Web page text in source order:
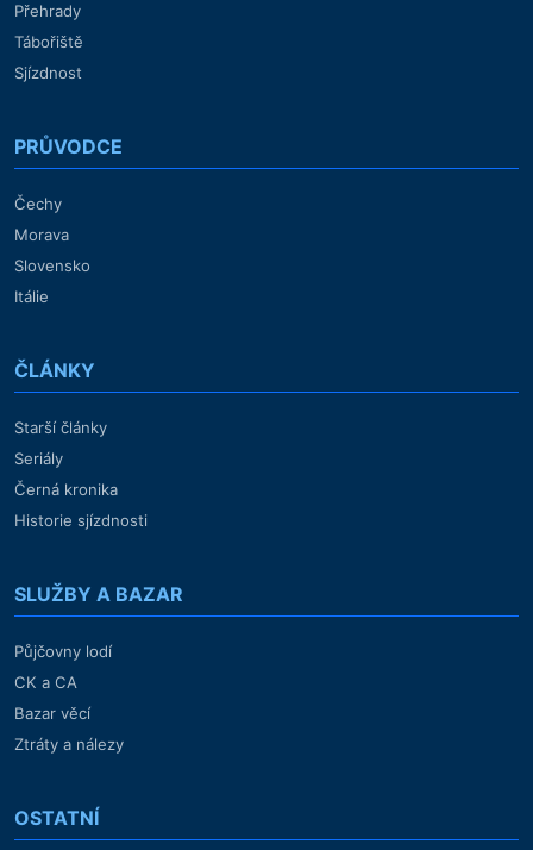
Přehrady
Tábořiště
Sjízdnost
PRŮVODCE
Čechy
Morava
Slovensko
Itálie
ČLÁNKY
Starší články
Seriály
Černá kronika
Historie sjízdnosti
SLUŽBY A BAZAR
Půjčovny lodí
CK a CA
Bazar věcí
Ztráty a nálezy
OSTATNÍ